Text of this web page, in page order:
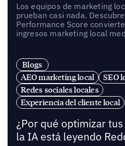
Los equipos de marketing
prueban casi nada.
Performance Score
ingresos marketing local
Blogs
AEO marketing local
SEO
Redes sociales locales
Experiencia del cliente local
¿Por qué optimizar
la IA está leyendo